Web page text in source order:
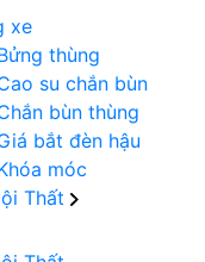
xe
thùng
su chắn bùn
bùn thùng
bắt đèn hậu
móc
Thất